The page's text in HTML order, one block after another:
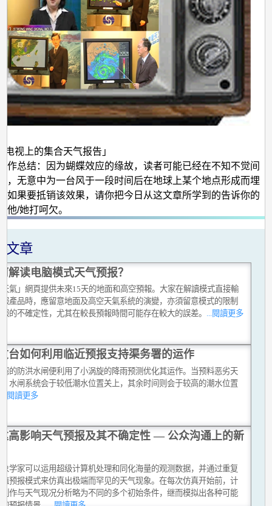
视上的集合天气报告」
作总结：因为蝴蝶效应的缘故，读者可能已经在不知不觉间
，无意中为一台风于一段时间后在地球上某个地点形成而埋
如果要抵销该效果，请你把今日从这文章所学到的告诉你的
他/她打呵欠。
文章
解读电脑模式天气预报？
氣」網頁提供未來15天的地面和高空預報。大家在解讀模式直接輸
產品時，應留意地面及高空天氣系統的演變，亦須留意模式的限制
的不確定性，尤其在較長預報時間可能存在較大的誤差。 ...閱讀更多
台如何利用临近预报支持渠务署的运作
的防洪水闸便利用了小涡旋的降雨预测优化其运作。当预料恶劣天
水闸系统会于较低潮水位置关上，其余时间则会于较高的潮水位置
...閱讀更多
高影响天气预报及其不确定性 — 公众沟通上的新
学家可以运用超级计算机处理和同化海量的观测数据，并通过重复
预报模式来仿真出极端而罕见的天气现象。在每次仿真开始前，计
作与天气现况分析略为不同的多个初始条件，继而模拟出各种可能